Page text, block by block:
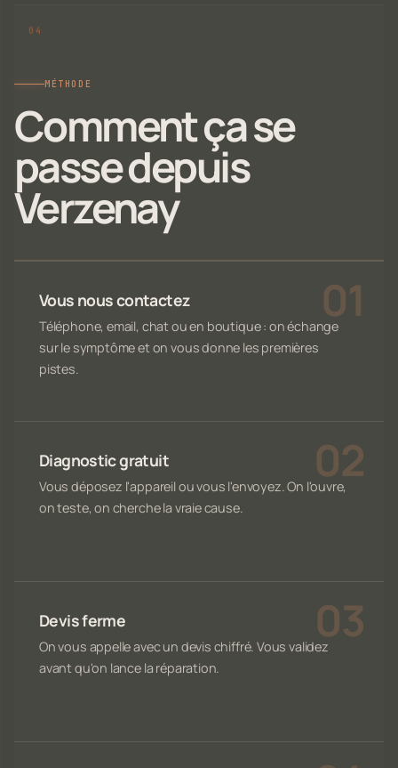
MÉTHODE
Comment ça se
passe depuis
Verzenay
Vous nous contactez
Téléphone, email, chat ou en boutique : on échange
sur le symptôme et on vous donne les premières
pistes.
Diagnostic gratuit
Vous déposez l'appareil ou vous l'envoyez. On l'ouvre,
on teste, on cherche la vraie cause.
Devis ferme
On vous appelle avec un devis chiffré. Vous validez
avant qu'on lance la réparation.